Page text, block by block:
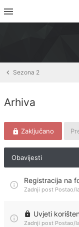
Sezona 2
Arhiva
Zaključano
Obavijesti
Registracija na
Zadnji post Postao/
Uvjeti
Zadnji post Postao/